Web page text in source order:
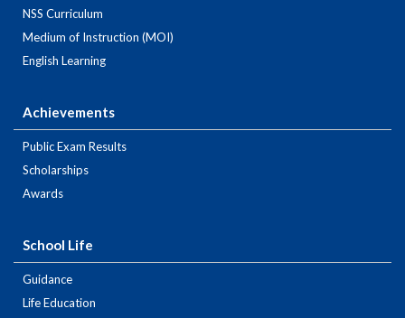
NSS Curriculum
Medium of Instruction (MOI)
English Learning
Achievements
Public Exam Results
Scholarships
Awards
School Life
Guidance
Life Education